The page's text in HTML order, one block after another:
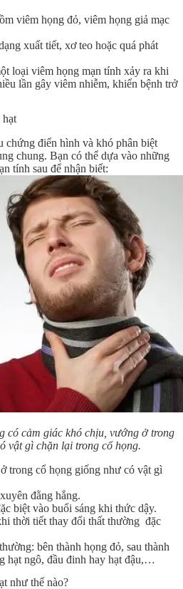
viêm họng đỏ, viêm họng giả mạc
xuất tiết, xơ teo hoặc quá phát
loại viêm họng mạn tính xảy ra khi
lần gây viêm nhiễm, khiến bệnh trở
hạt
chứng điển hình và khó phân biệt
chung. Bạn có thể dựa vào những
tính sau để nhận biết:
có cảm giác khó chịu, vướng ở trong
vật gì chặn lại trong cổ họng.
trong cổ họng giống như có vật gì
đằng hắng.
biệt vào buổi sáng khi thức dậy.
thời tiết thay đổi thất thường đặc
bên thành họng đỏ, sau thành
hạt ngô, đầu đinh hay hạt đậu,…
như thế nào?